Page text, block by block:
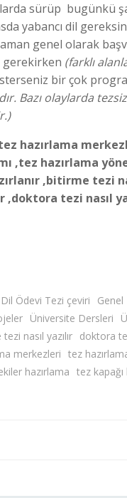
sürüp bugünkü
yabancı dil
genel olarak
gerekirken (farklı
bir çok
Bazı olaylarda
hazırlama
,tez hazırlama
,bitirme tezi
,doktora tezi nasıl
Dil Ödevi Tezi çeviri Genel
Üniversite Dersleri
nasıl yazılır doktora
merkezleri tez
hazırlama tez kapağı